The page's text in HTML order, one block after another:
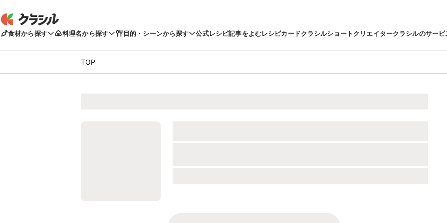
食材から探す 料理名から探す 目的・シーンから探す 公式レシピ記事をよむレシピカードクラシルショートクリエイタークラシルのサービ
TOP